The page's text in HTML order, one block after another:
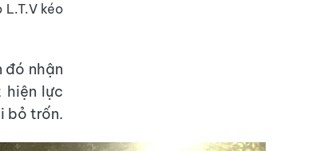
kéo
đó nhận
lực
bỏ trốn.